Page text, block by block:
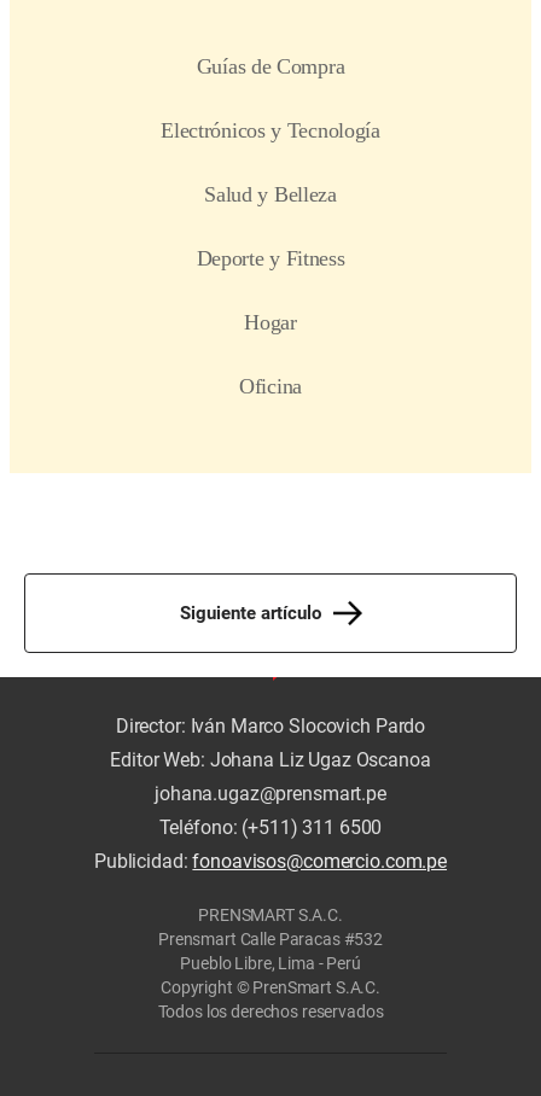
Siguiente artículo
Director: Iván Marco Slocovich Pardo
Editor Web: Johana Liz Ugaz Oscanoa
johana.ugaz@prensmart.pe
Teléfono: (+511) 311 6500
Publicidad:fonoavisos@comercio.com.pe
PRENSMART S.A.C.
Prensmart Calle Paracas #532
Pueblo Libre, Lima - Perú
Copyright © PrenSmart S.A.C.
Todos los derechos reservados